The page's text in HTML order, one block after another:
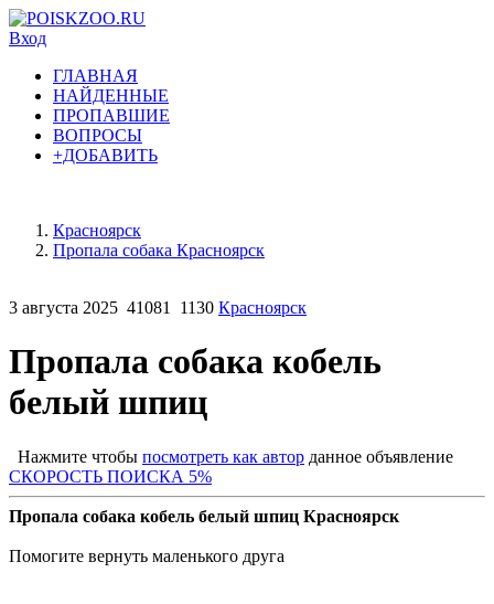
Вход
ГЛАВНАЯ
НАЙДЕННЫЕ
ПРОПАВШИЕ
ВОПРОСЫ
+ДОБАВИТЬ
Красноярск
Пропала собака Красноярск
3 августа 2025 41081 1130 Красноярск
Пропала собака кобель
белый шпиц
Нажмите чтобы посмотреть как автор данное объявление
СКОРОСТЬ ПОИСКА 5%
Пропала собака кобель белый шпиц Красноярск
Помогите вернуть маленького друга